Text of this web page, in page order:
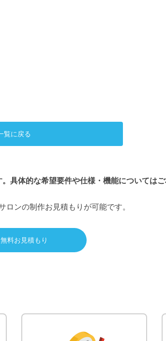
覧に戻る
具体的な希望要件や仕様・機能についてはご
ロンの制作お見積もりが可能です。
料お見積もり